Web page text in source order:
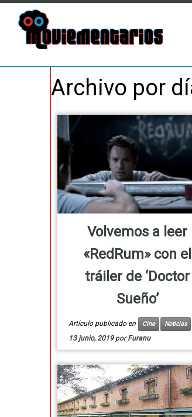
Archivo por
Volvemos a leer
«RedRum» con el
tráiler de ‘Doctor
Sueño’
Artículo publicado en Cine Noticias
13 junio, 2019 porFuranu